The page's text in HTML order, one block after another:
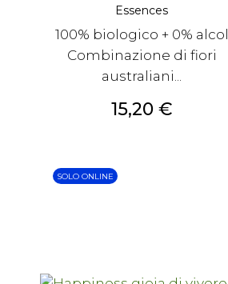
Essences
100% biologico + 0% alcol
Combinazione di fiori
australiani...
Prezzo
15,20 €
SOLO ONLINE